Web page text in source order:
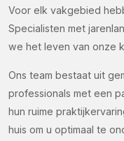
Voor elk vakgebied
Specialisten met
we het leven van onze
Ons team bestaat uit
professionals met een
hun ruime
huis om u optimaal te